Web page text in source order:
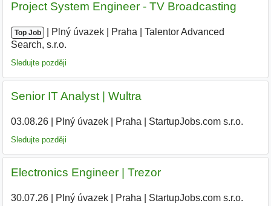
Project System Engineer - TV Broadcasting
Top Job Plný úvazek Praha
Talentor Advanced
Search, s.r.o.
Sledujte později
Senior IT Analyst | Wultra
03.08.26| Plný úvazek| Praha StartupJobs.com s.r.o.
Sledujte později
Electronics Engineer | Trezor
30.07.26| Plný úvazek| Praha StartupJobs.com s.r.o.